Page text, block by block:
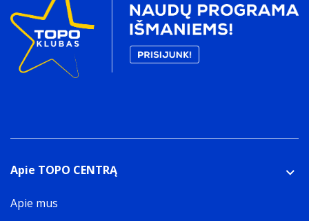
Apie TOPO CENTRĄ
Apie mus